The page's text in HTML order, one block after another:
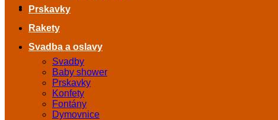
Prskavky
Rakety
Svadba a oslavy
Svadby
Baby shower
Prskavky
Konfety
Fontány
Dymovnice